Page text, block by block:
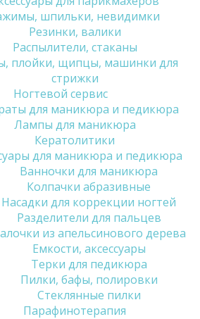
шпильки, невидимки
Резинки, валики
Распылители, стаканы
плойки, щипцы, машинки для
стрижки
Ногтевой сервис
для маникюра и педикюра
Лампы для маникюра
Кератолитики
для маникюра и педикюра
Ванночки для маникюра
Колпачки абразивные
Насадки для коррекции ногтей
Разделители для пальцев
из апельсинового дерева
Емкости, аксессуары
Терки для педикюра
Пилки, бафы, полировки
Стеклянные пилки
Парафинотерапия